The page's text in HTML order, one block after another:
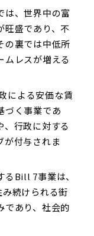
は、世界中の富
旺盛であり、不
の裏では中低所
ムレスが増える
による安価な賃
づく事業であ
、行政に対する
が付与されま
Bill 7事業は、
続けられる街
であり、社会的